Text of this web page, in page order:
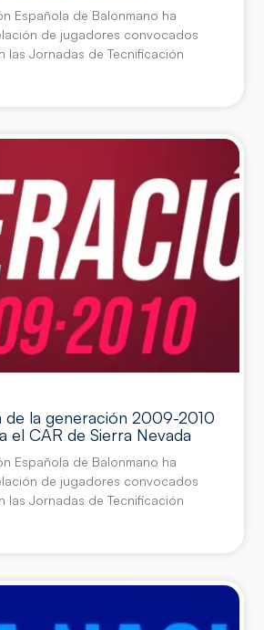
Española de Balonmano ha
de jugadores convocados
las Jornadas de Tecnificación
de la generación 2009-2010
el CAR de Sierra Nevada
Española de Balonmano ha
de jugadores convocados
las Jornadas de Tecnificación